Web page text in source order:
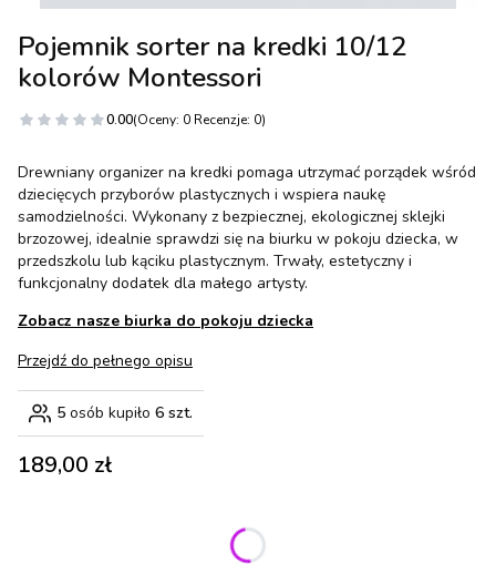
Pojemnik sorter na kredki 10/12
kolorów Montessori
0.00(Oceny: 0 Recenzje: 0)
Drewniany organizer na kredki pomaga utrzymać porządek wśród
dziecięcych przyborów plastycznych i wspiera naukę
samodzielności. Wykonany z bezpiecznej, ekologicznej sklejki
brzozowej, idealnie sprawdzi się na biurku w pokoju dziecka, w
przedszkolu lub kąciku plastycznym. Trwały, estetyczny i
funkcjonalny dodatek dla małego artysty.
Zobacz nasze biurka do pokoju dziecka
Przejdź do pełnego opisu
5 osób kupiło 6 szt.
Cena
189,00 zł
Poszczególne warianty mogą różnić się ceną